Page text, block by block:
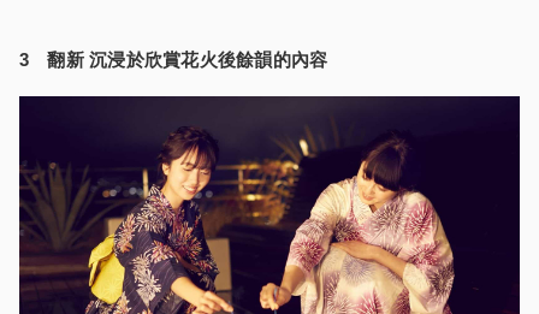
3 翻新 沉浸於欣賞花火後餘韻的內容